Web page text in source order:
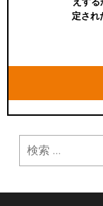
えする
定され